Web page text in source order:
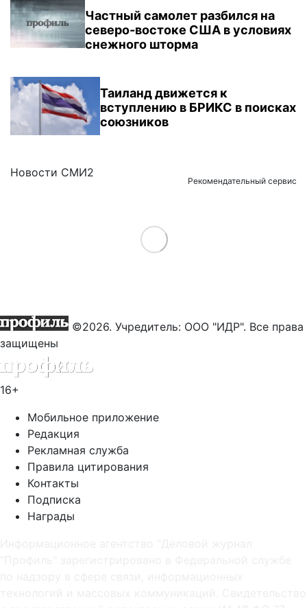
Частный самолет разбился на
северо-востоке США в условиях
снежного шторма
Таиланд движется к
вступлению в БРИКС в поисках
союзников
Новости СМИ2
Рекомендательный сервис
Load More
©2026. Учредитель: ООО "ИДР". Все права
защищены
16+
Мобильное приложение
Редакция
Рекламная служба
Правила цитирования
Контакты
Подписка
Награды